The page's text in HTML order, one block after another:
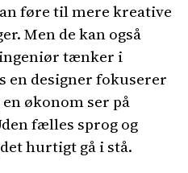
føre til mere kreative
Men de kan også
tænker i
en designer fokuserer
økonom ser på
fælles sprog og
hurtigt gå i stå.